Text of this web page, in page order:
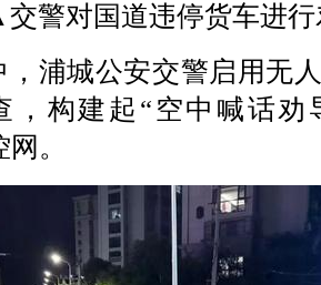
警对国道违停货车进行
，浦城公安交警启用无
，构建起“空中喊话劝
。